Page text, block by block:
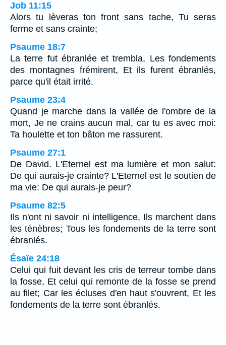
Job 11:15
Alors tu lèveras ton front sans tache, Tu seras
ferme et sans crainte;
Psaume 18:7
La terre fut ébranlée et trembla, Les fondements
des montagnes frémirent, Et ils furent ébranlés,
parce qu'il était irrité.
Psaume 23:4
Quand je marche dans la vallée de l'ombre de la
mort, Je ne crains aucun mal, car tu es avec moi:
Ta houlette et ton bâton me rassurent.
Psaume 27:1
De David. L'Eternel est ma lumière et mon salut:
De qui aurais-je crainte? L'Eternel est le soutien de
ma vie: De qui aurais-je peur?
Psaume 82:5
Ils n'ont ni savoir ni intelligence, Ils marchent dans
les ténèbres; Tous les fondements de la terre sont
ébranlés.
Ésaïe 24:18
Celui qui fuit devant les cris de terreur tombe dans
la fosse, Et celui qui remonte de la fosse se prend
au filet; Car les écluses d'en haut s'ouvrent, Et les
fondements de la terre sont ébranlés.